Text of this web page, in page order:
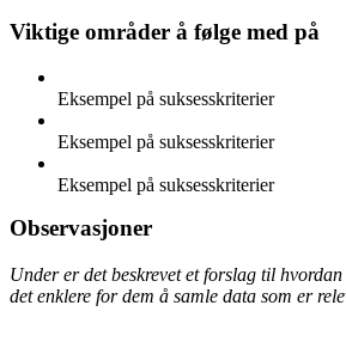
Viktige områder å følge med på
Eksempel på suksesskriterier
Eksempel på suksesskriterier
Eksempel på suksesskriterier
Observasjoner
Under er det beskrevet et forslag til
det enklere for dem å samle data som er